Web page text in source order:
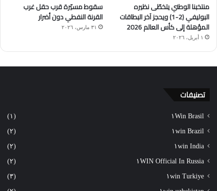
منتخبنا الوطني يتخطّى نظيره
البوليفي (2-1) ويحجز آخر البطاقات
المؤهلة إلى كأس العالم 2026
١ أبريل، ٢٠٢٦
سقوط مسيّرة قرب حقل غرب
القرنة النفطي دون أضرار
٣١ مارس، ٢٠٢٦
تصنيفات
١Win Brasil (١)
١win Brazil (٢)
١win India (٢)
١WIN Official In Russia (٢)
١win Turkiye (٣)